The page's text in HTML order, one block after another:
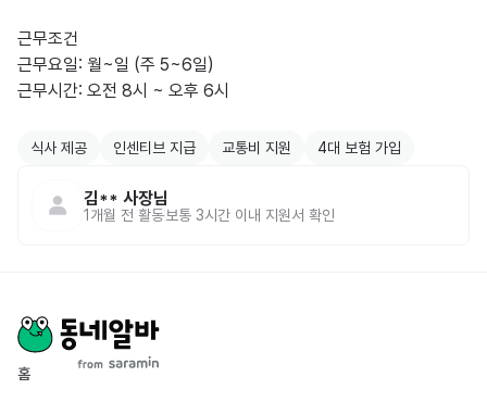
근무조건
근무요일: 월~일 (주 5~6일)
근무시간: 오전 8시 ~ 오후 6시
식사 제공 인센티브 지급 교통비 지원 4대 보험 가입
김** 사장님
1개월 전 활동보통 3시간 이내 지원서 확인
홈